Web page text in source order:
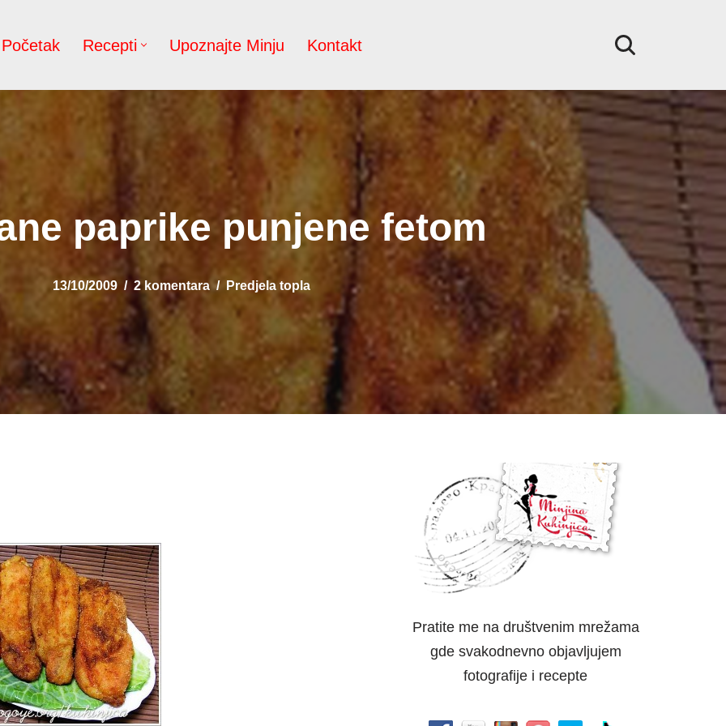
Početak Recepti Upoznajte Minju Kontakt
paprike punjene fetom
13/10/2009 2 komentara Predjela topla
Pratite me na društvenim mrežama
gde svakodnevno objavljujem
fotografije i recepte